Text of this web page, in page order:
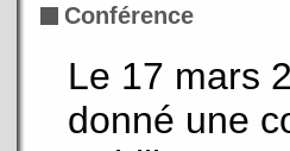
Conférence
Le 17 mars
donné une